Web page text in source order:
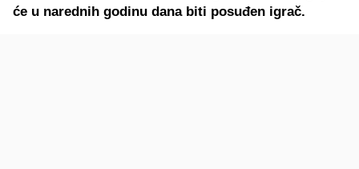
će u narednih godinu dana biti posuđen igrač.